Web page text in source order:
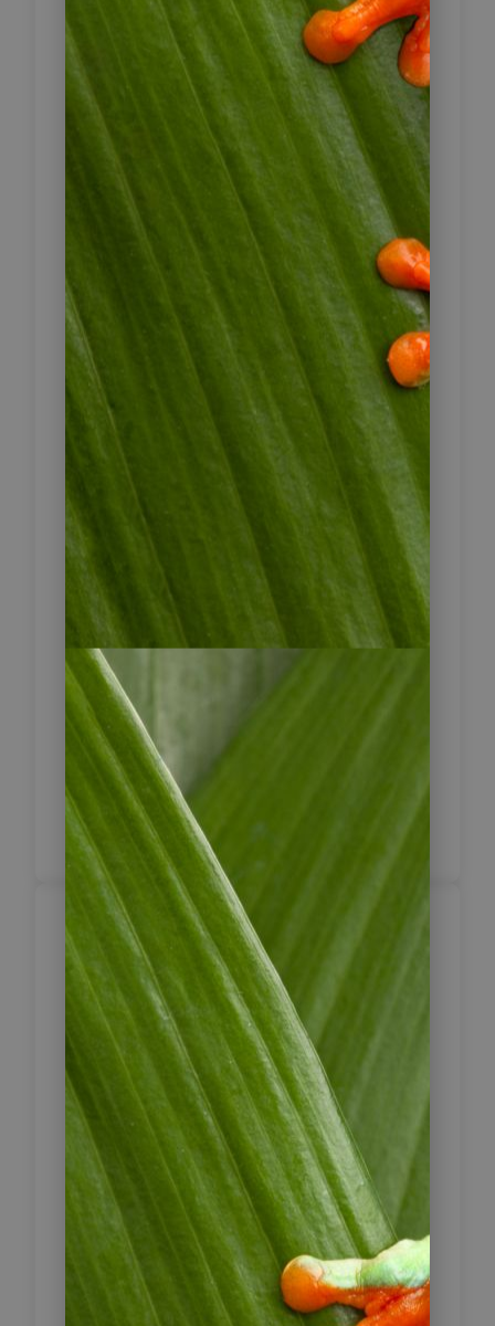
Ankunft in Bogotá –
Willkommen auf
2.600 Metern
Nach Ihrer Ankunft am Flughafen
von Bogotá werden Sie von Ihrem
persönlichen Fahrer begrüßt und zu
Ihrem Hotel im historischen Viertel
La Candelaria gebracht. Die Stadt
liegt auf rund 2.600 Metern Höhe –
die Luft ist frisch, das Licht klar, die
Temperaturen angenehm.
Bogotá ist politisches, kulturelles und
intellektuelles Zentrum des Landes.
Nach dem Check-in bleibt Zeit für
einen ersten Spaziergang durch die
Umgebung. In den Gassen rund um
den Plaza de Bolívar begegnen sich
koloniale Architektur, Graffitikunst
und studentisches Leben. Vielleicht
setzen Sie sich in eines der kleinen
Cafés und trinken einen ersten
kolumbianischen Kaffee – ein
ruhiger Einstieg in die Reise.
2 x Hotel de la Opera,
Standardzimmer
2
Bogotá entdecken –
Geschichte, Gold und
Andenblick
Nach dem Frühstück nehmen Sie an
einer halbtägigen Stadtführung mit
deutschsprachiger Reiseleitung teil.
Sie erkunden das historische Zentrum
La Candelaria und besuchen den
geschichtsträchtigen Plaza de
Bolívar, umgeben von Kathedrale,
Regierungsgebäuden und
Präsidentenpalast.